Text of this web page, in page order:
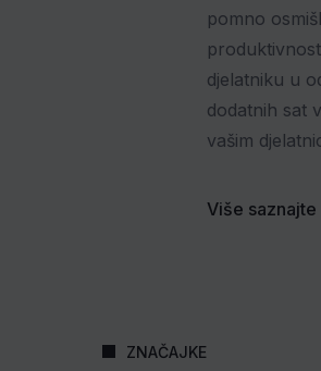
pomno
djelatniku u
dodatnih sat
vašim
Više saznajte
ZNAČAJKE